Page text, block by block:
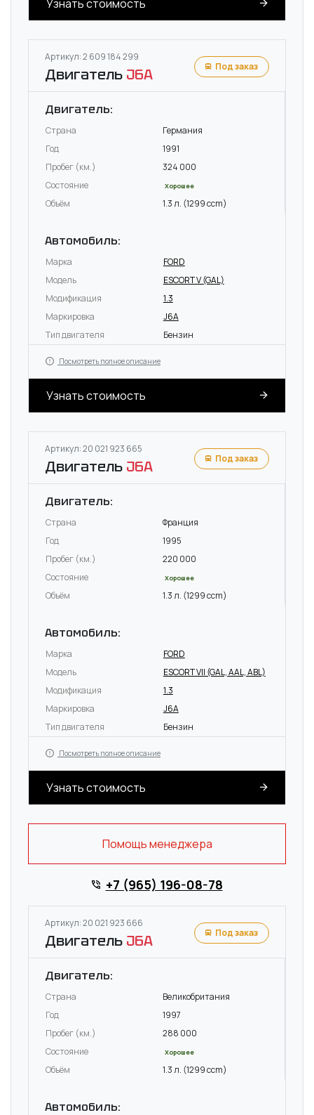
Узнать стоимость
Артикул: 2 609 184 299
Двигатель J6A Под заказ
Двигатель:
Страна
Германия
Год
1991
Пробег (км.)
324 000
Состояние
Хорошее
Объём 1.3 л. (1299 ccm)
Автомобиль:
Марка
FORD
Модель
ESCORT V (GAL)
Модификация
1.3
Маркировка
J6A
Тип двигателя
Бензин
Посмотреть полное описание
Узнать стоимость
Артикул: 20 021 923 665
Двигатель J6A Под заказ
Двигатель:
Страна
Франция
Год
1995
Пробег (км.)
220 000
Состояние
Хорошее
Объём 1.3 л. (1299 ccm)
Автомобиль:
Марка
FORD
Модель
ESCORT VII (GAL, AAL, ABL)
Модификация
1.3
Маркировка
J6A
Тип двигателя
Бензин
Посмотреть полное описание
Узнать стоимость
Помощь менеджера
+7 (965) 196-08-78
Артикул: 20 021 923 666
Двигатель J6A Под заказ
Двигатель:
Страна
Великобритания
Год
1997
Пробег (км.)
288 000
Состояние
Хорошее
Объём 1.3 л. (1299 ccm)
Автомобиль: